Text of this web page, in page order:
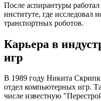
После аспирантуры
институте, где исследовал
транспортных роботов.
Карьера в
игр
В 1989 году Никита
отдел компьютерных игр.
числе известную